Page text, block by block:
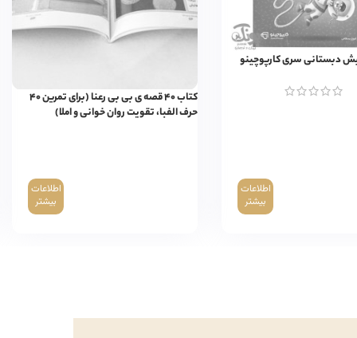
دبستانی سری کارپوچینو
اطلاعات
بیشتر
کتاب ۴۰ قصه ی بی بی رعنا (برای تمرین ۴۰
حرف الفبا، تقویت روان خوانی و املا)
اطلاعات
بیشتر